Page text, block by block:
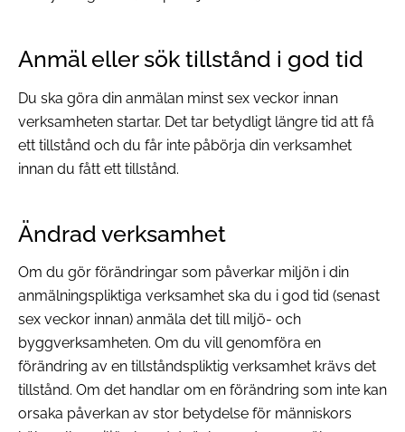
Anmäl eller sök tillstånd i god tid
Du ska göra din anmälan minst sex veckor innan
verksamheten startar. Det tar betydligt längre tid att få
ett tillstånd och du får inte påbörja din verksamhet
innan du fått ett tillstånd.
Ändrad verksamhet
Om du gör förändringar som påverkar miljön i din
anmälningspliktiga verksamhet ska du i god tid (senast
sex veckor innan) anmäla det till miljö- och
byggverksamheten. Om du vill genomföra en
förändring av en tillståndspliktig verksamhet krävs det
tillstånd. Om det handlar om en förändring som inte kan
orsaka påverkan av stor betydelse för människors